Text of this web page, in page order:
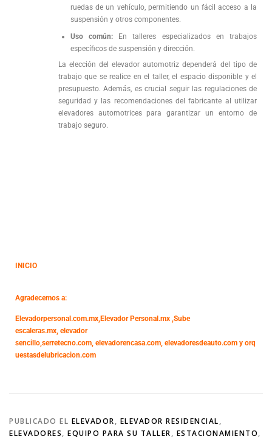
ruedas de un vehículo, permitiendo un fácil acceso a la
suspensión y otros componentes.
Uso común:En talleres especializados en trabajos
específicos de suspensión y dirección.
La elección del elevador automotriz dependerá del tipo de
trabajo que se realice en el taller, el espacio disponible y el
presupuesto. Además, es crucial seguir las regulaciones de
seguridad y las recomendaciones del fabricante al utilizar
elevadores automotrices para garantizar un entorno de
trabajo seguro.
INICIO
Agradecemos a:
Elevadorpersonal.com.mx Elevador Personal.mx , Sube
escaleras.mx elevador
sencillo, serretecno.com, elevadorencasa.com, elevadoresdeauto.com y orq
uestasdelubricacion.com
PUBLICADO EL ELEVADOR, ELEVADOR RESIDENCIAL,
ELEVADORES, EQUIPO PARA SU TALLER, ESTACIONAMIENTO,